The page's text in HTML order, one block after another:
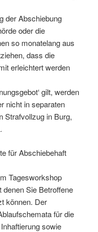
der Abschiebung
oder die
so monatelang aus
dass die
erleichtert werden
gilt, werden
nicht in separaten
Strafvollzug in Burg,
für Abschiebehaft
Tagesworkshop
Sie Betroffene
können. Der
für die
sowie